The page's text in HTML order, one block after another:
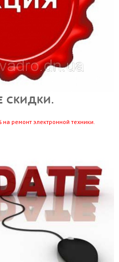
СКИДКИ.
на ремонт электронной техники.